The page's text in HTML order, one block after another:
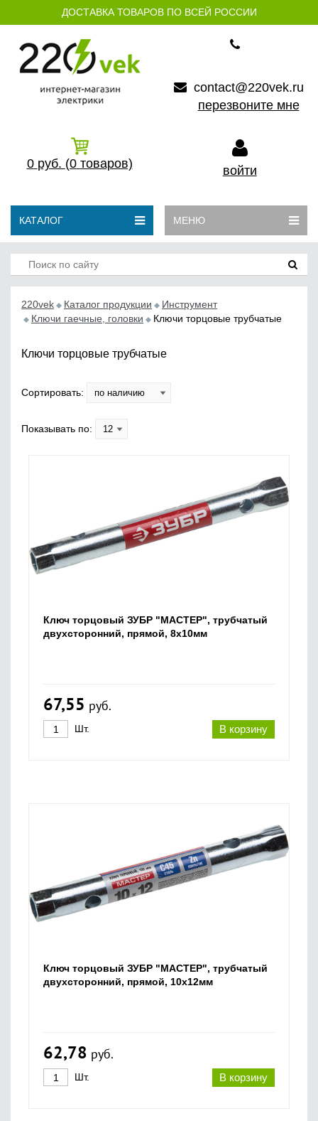
ДОСТАВКА ТОВАРОВ ПО ВСЕЙ РОССИИ
contact@220vek.ru
перезвоните мне
0 руб. (0 товаров) войти
КАТАЛОГ МЕНЮ
220vek Каталог продукции
Инструмент
Ключи гаечные, головки
Ключи торцовые трубчатые
Ключи торцовые трубчатые
Сортировать:
Показывать по:
Ключ торцовый ЗУБР "МАСТЕР", трубчатый
двухсторонний, прямой, 8х10мм
67,55 руб.
В корзину
Шт.
Ключ торцовый ЗУБР "МАСТЕР", трубчатый
двухсторонний, прямой, 10х12мм
62,78 руб.
В корзину
Шт.